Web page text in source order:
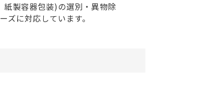
製容器包装)の選別・異物除
に対応しています。